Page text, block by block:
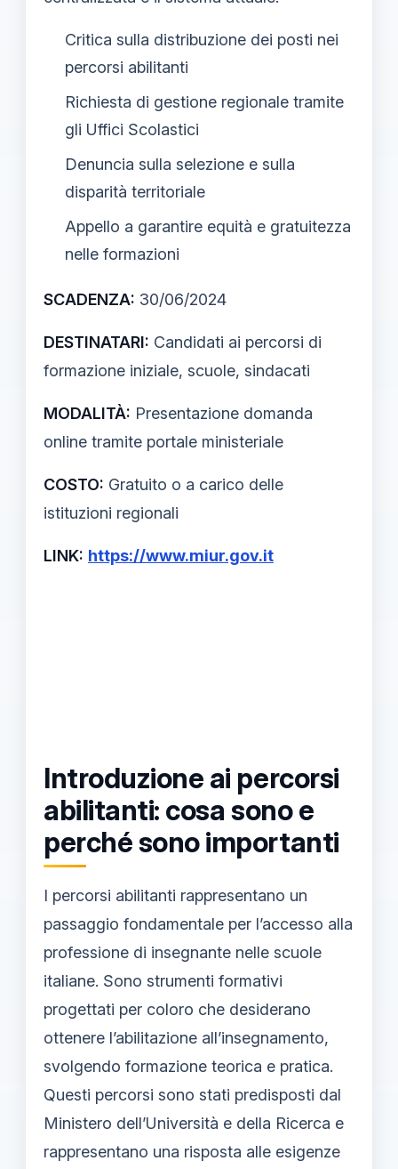
Critica sulla distribuzione dei posti nei
percorsi abilitanti
Richiesta di gestione regionale tramite
gli Uffici Scolastici
Denuncia sulla selezione e sulla
disparità territoriale
Appello a garantire equità e gratuitezza
nelle formazioni
SCADENZA: 30/06/2024
DESTINATARI: Candidati ai percorsi di
formazione iniziale, scuole, sindacati
MODALITÀ: Presentazione domanda
online tramite portale ministeriale
COSTO: Gratuito o a carico delle
istituzioni regionali
LINK: https://www.miur.gov.it
Introduzione ai percorsi
abilitanti: cosa sono e
perché sono importanti
I percorsi abilitanti rappresentano un
passaggio fondamentale per l’accesso alla
professione di insegnante nelle scuole
italiane. Sono strumenti formativi
progettati per coloro che desiderano
ottenere l’abilitazione all’insegnamento,
svolgendo formazione teorica e pratica.
Questi percorsi sono stati predisposti dal
Ministero dell’Università e della Ricerca e
rappresentano una risposta alle esigenze